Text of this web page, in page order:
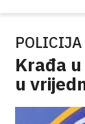
Krađa
u